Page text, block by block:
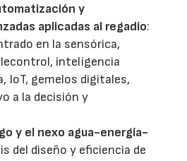
y
aplicadas al regadío:
en la sensórica,
inteligencia
IoT, gemelos digitales,
a la decisión y
y el nexo agua-energía-
del diseño y eficiencia de